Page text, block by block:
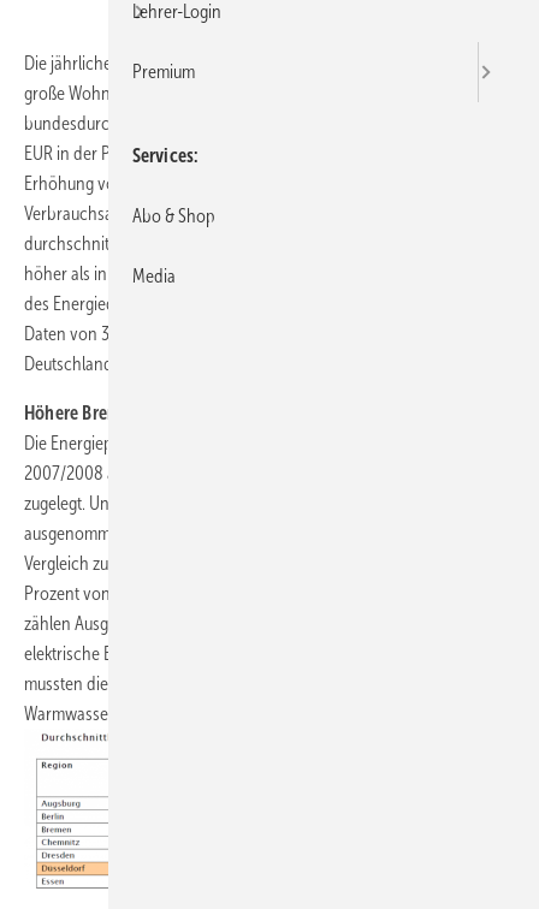
Die jährlichen Heiz- und Warmwasserkosten für eine 80 Quadratmeter
große Wohnung und einer Versorgung mit Heizöl sind von
bundesdurchschnittlich 910 EUR in der Saison 2007/2008 auf 1.074
EUR in der Periode 2008/2009 gestiegen. Das entspricht einer
Erhöhung von rund 18 Prozent. Ein Grund ist der witterungsbedingte
Verbrauchsanstieg: Bei Heizöl lag der Wert für 2008/2009 bei
durchschnittlich 14,6 Liter pro Quadratmeter und damit 1,2 Liter
höher als in der Heizperiode 2007/2008. Dies geht aus einer Studie
des Energiedienstleisters Techem hervor. Die Analyse basiert auf
Daten von 331.209 Wohnungen in 63.314 Mehrfamilienhäusern in
Deutschland.
Höhere Brennstoff- und Nebenkosten
Die Energiepreise für Heizöl und Erdgas haben von der Saison
2007/2008 auf 2008/2009 um durchschnittlich rund 11 Prozent
zugelegt. Und auch die Nebenkosten sind von einem Anstieg nicht
ausgenommen: Bei der Versorgung mit Heizöl stiegen diese im
Vergleich zum Vorjahreszeitraum um bundesdurchschnittlich 19,5
Prozent von 2,10 EUR/m2 auf 2,51 EUR/m2. Zu den Nebenkosten
zählen Ausgaben für den Betrieb der Heizungsanlage wie zum Beispiel
elektrische Energie für Pumpen, Wartung und Reinigung. Insgesamt
mussten die Deutschen also für ihren Heiz- und
Warmwasserverbrauch deutlich höhere Kosten in Kauf nehmen.
Lehrer-Login
Premium
Services
Abo & Shop
Media